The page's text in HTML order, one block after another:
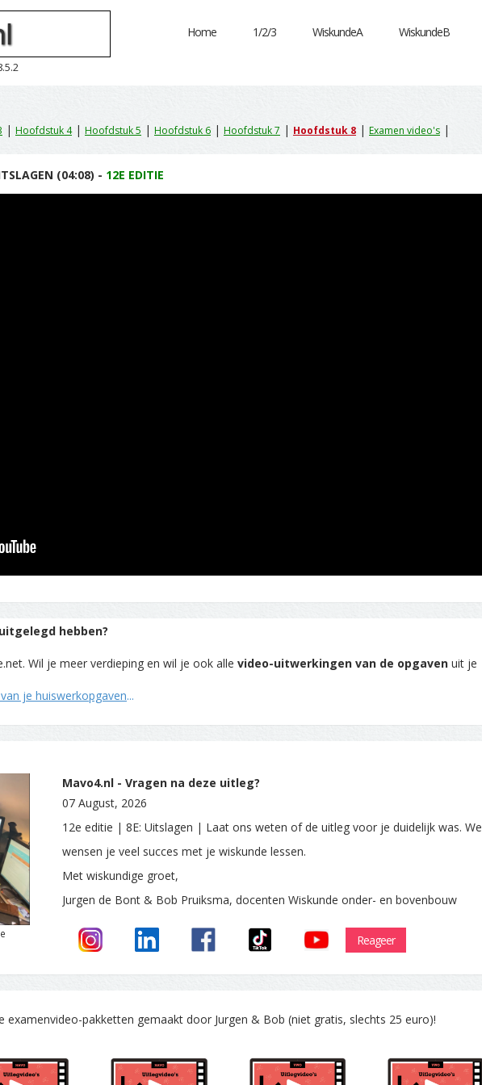
Home 1/2/3 WiskundeA WiskundeB
| Hoofdstuk 4| Hoofdstuk 5 | Hoofdstuk 6 | Hoofdstuk 7 | Hoofdstuk 8 | Examen video's |
(04:08) - 12E EDITIE
hebben?
Wil je meer verdieping en wil je ook alle video-uitwerkingen van de opgaven uit je
je huiswerkopgaven...
Mavo4.nl - Vragen na deze uitleg?
07 August, 2026
12e editie | 8E: Uitslagen | Laat ons weten of de uitleg voor je duidelijk was. We
wensen je veel succes met je wiskunde lessen.
Met wiskundige groet,
Jurgen de Bont & Bob Pruiksma, docenten Wiskunde onder- en bovenbouw
Reageer
examenvideo-pakketten gemaakt door Jurgen & Bob (niet gratis, slechts 25 euro)!